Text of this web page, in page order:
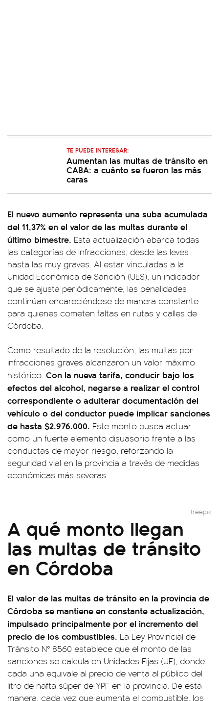
TE PUEDE INTERESAR:
Aumentan las multas de tránsito en
CABA: a cuánto se fueron las más
caras
El nuevo aumento representa una suba acumulada
del 11,37% en el valor de las multas durante el
último bimestre. Esta actualización abarca todas
las categorías de infracciones, desde las leves
hasta las muy graves. Al estar vinculadas a la
Unidad Económica de Sanción (UES), un indicador
que se ajusta periódicamente, las penalidades
continúan encareciéndose de manera constante
para quienes cometen faltas en rutas y calles de
Córdoba.
Como resultado de la resolución, las multas por
infracciones graves alcanzaron un valor máximo
histórico. Con la nueva tarifa, conducir bajo los
efectos del alcohol, negarse a realizar el control
correspondiente o adulterar documentación del
vehículo o del conductor puede implicar sanciones
de hasta $2.976.000. Este monto busca actuar
como un fuerte elemento disuasorio frente a las
conductas de mayor riesgo, reforzando la
seguridad vial en la provincia a través de medidas
económicas más severas.
freepik
A qué monto llegan
las multas de tránsito
en Córdoba
El valor de las multas de tránsito en la provincia de
Córdoba se mantiene en constante actualización,
impulsado principalmente por el incremento del
precio de los combustibles. La Ley Provincial de
Tránsito N° 8560 establece que el monto de las
sanciones se calcula en Unidades Fijas (UF), donde
cada una equivale al precio de venta al público del
litro de nafta súper de YPF en la provincia. De esta
manera, cada vez que aumenta el combustible, los